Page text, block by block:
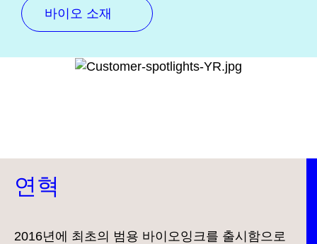
바이오 소재
연혁
2016년에 최초의 범용 바이오잉크를 출시함으로